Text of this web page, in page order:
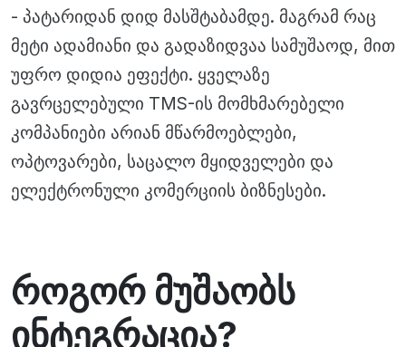
- პატარიდან დიდ მასშტაბამდე. მაგრამ რაც
მეტი ადამიანი და გადაზიდვაა სამუშაოდ, მით
უფრო დიდია ეფექტი. ყველაზე
გავრცელებული TMS-ის მომხმარებელი
კომპანიები არიან მწარმოებლები,
ოპტოვარები, საცალო მყიდველები და
ელექტრონული კომერციის ბიზნესები.
როგორ მუშაობს
ინტეგრაცია?